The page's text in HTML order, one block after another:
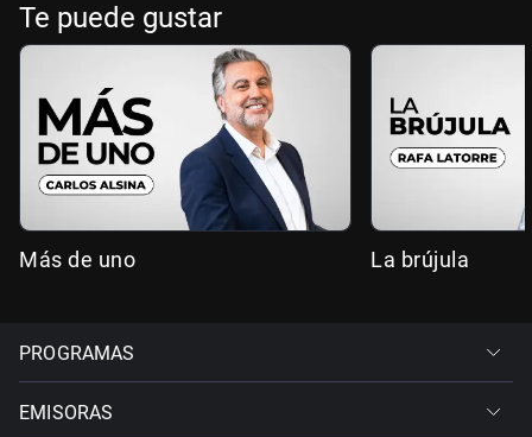
Te puede gustar
Más de uno La brújula
PROGRAMAS
EMISORAS